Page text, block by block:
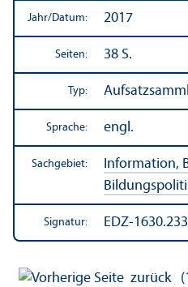
Jahr/Datum: 2017
Seiten: 38 S.
Typ:
Sprache: engl.
Sachgebiet: Information,
Signatur: EDZ-1630.233
zurück